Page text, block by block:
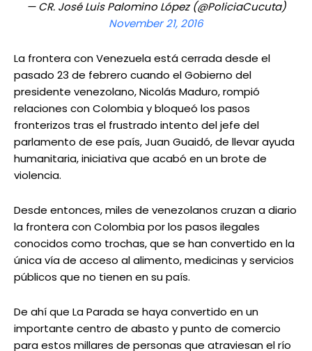
— CR. José Luis Palomino López (@PoliciaCucuta)
November 21, 2016
La frontera con Venezuela está cerrada desde el
pasado 23 de febrero cuando el Gobierno del
presidente venezolano, Nicolás Maduro, rompió
relaciones con Colombia y bloqueó los pasos
fronterizos tras el frustrado intento del jefe del
parlamento de ese país, Juan Guaidó, de llevar ayuda
humanitaria, iniciativa que acabó en un brote de
violencia.
Desde entonces, miles de venezolanos cruzan a diario
la frontera con Colombia por los pasos ilegales
conocidos como trochas, que se han convertido en la
única vía de acceso al alimento, medicinas y servicios
públicos que no tienen en su país.
De ahí que La Parada se haya convertido en un
importante centro de abasto y punto de comercio
para estos millares de personas que atraviesan el río